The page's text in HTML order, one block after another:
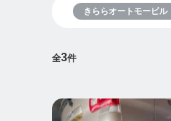
きららオートモービル
全3件